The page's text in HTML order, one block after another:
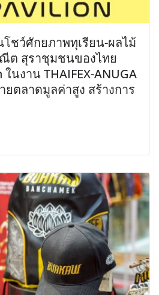
ชว์ศักยภาพทุเรียน-ผลไม้
ต สุราชุมชนของไทย
นงาน THAIFEX-ANUGA
ยตลาดมูลค่าสูง สร้างการ